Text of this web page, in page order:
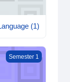
(1)
Medical
Semester 1